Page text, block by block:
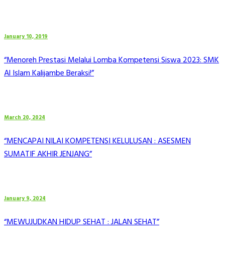
January 10, 2019
“Menoreh Prestasi Melalui Lomba Kompetensi Siswa 2023: SMK
Al Islam Kalijambe Beraksi!”
March 20, 2024
“MENCAPAI NILAI KOMPETENSI KELULUSAN : ASESMEN
SUMATIF AKHIR JENJANG”
January 9, 2024
“MEWUJUDKAN HIDUP SEHAT : JALAN SEHAT”